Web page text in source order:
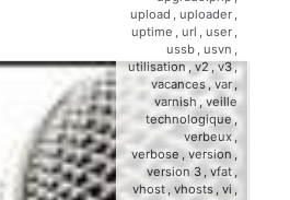
upload , uploader ,
uptime , url , user ,
ussb , usvn ,
utilisation,v2,v3,
vacances , var,
varnish , veille
technologique ,
verbeux ,
verbose ,version,
version 3 ,vfat ,
vhost , vhosts , vi ,